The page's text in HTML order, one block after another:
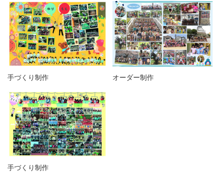
手づくり制作 オーダー制作
手づくり制作
06-6131-2205
営業時間 9:30~18:30 (土日祝休み)